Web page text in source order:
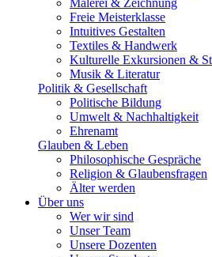
Malerei & Zeichnung
Freie Meisterklasse
Intuitives Gestalten
Textiles & Handwerk
Kulturelle Exkursionen &
Musik & Literatur
Politik & Gesellschaft
Politische Bildung
Umwelt & Nachhaltigkeit
Ehrenamt
Glauben & Leben
Philosophische Gespräche
Religion & Glaubensfragen
Älter werden
Über uns
Wer wir sind
Unser Team
Unsere Dozenten